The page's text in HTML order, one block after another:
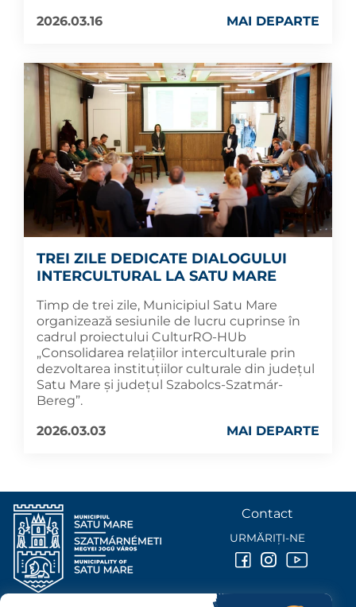
2026.03.16
MAI DEPARTE
TREI ZILE DEDICATE DIALOGULUI
INTERCULTURAL LA SATU MARE
Timp de trei zile, Municipiul Satu Mare
organizează sesiunile de lucru cuprinse în
cadrul proiectului CulturRO-HUb
„Consolidarea relațiilor interculturale prin
dezvoltarea instituțiilor culturale din județul
Satu Mare și județul Szabolcs-Szatmár-
Bereg”.
2026.03.03
MAI DEPARTE
Contact
URMĂRIȚI-NE